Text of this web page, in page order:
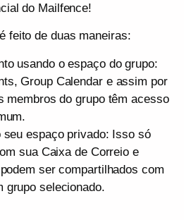
do Mailfence!
feito de duas maneiras:
usando o espaço do grupo:
Group Calendar e assim por
membros do grupo têm acesso
seu espaço privado: Isso só
sua Caixa de Correio e
ser compartilhados com
grupo selecionado.